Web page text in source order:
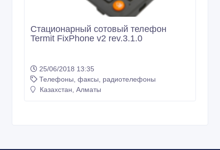
Стационарный сотoвый телефон
Termit FixPhone v2 rev.3.1.0
25/06/2018 13:35
Телефоны, факсы, радиотелефоны
Казахстан, Алматы